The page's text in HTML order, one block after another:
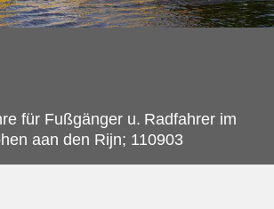
für Fußgänger u. Radfahrer im
aan den Rijn; 110903